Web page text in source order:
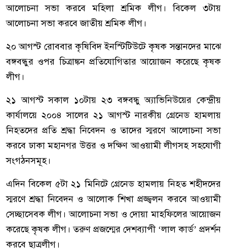
আলোচনা সভা করবে মহিলা শ্রমিক লীগ। বিকেল ৩টায়
আলোচনা সভা করবে জাতীয় শ্রমিক লীগ।
২০ আগস্ট রোববার কৃষিবিদ ইনস্টিটিউটে কৃষক সন্তানদের মাঝে
বঙ্গবন্ধুর ওপর চিত্রাঙ্কন প্রতিযোগিতার আয়োজন করেছে কৃষক
লীগ।
২১ আগস্ট সকাল ১০টায় ২৩ বঙ্গবন্ধু অ্যাভিনিউয়ের কেন্দ্রীয়
কার্যালয়ে ২০০৪ সালের ২১ আগস্ট নারকীয় গ্রেনেড হামলায়
নিহতদের প্রতি শ্রদ্ধা নিবেদন ও তাদের স্মরণে আলোচনা সভা
করবে ঢাকা মহানগর উত্তর ও দক্ষিণ আওয়ামী লীগসহ সহযোগী
সংগঠনসমূহ।
এদিন বিকেল ৫টা ২১ মিনিটে গ্রেনেড হামলায় নিহত শহীদদের
স্মরণে শ্রদ্ধা নিবেদন ও আলোক শিখা প্রজ্জ্বলন করবে আওয়ামী
সেচ্ছাসেবক লীগ। আলোচনা সভা ও দোয়া মাহফিলের আয়োজন
করেছে কৃষক লীগ। তরুণ প্রজন্মের দেশব্যাপী ‘লাল কার্ড’ প্রদর্শন
করবে ছাত্রলীগ।